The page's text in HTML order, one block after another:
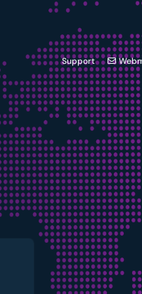
Support